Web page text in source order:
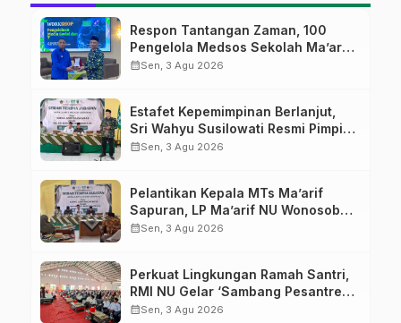
Respon Tantangan Zaman, 100
Pengelola Medsos Sekolah Ma’arif
Pekalongan Ikuti Pelatihan Literasi
calendar_monthSen, 3 Agu 2026
Estafet Kepemimpinan Berlanjut,
Sri Wahyu Susilowati Resmi Pimpin
MTs Ma’arif Sapuran
calendar_monthSen, 3 Agu 2026
Pelantikan Kepala MTs Ma’arif
Sapuran, LP Ma’arif NU Wonosobo
Tekankan Lima Amanah
calendar_monthSen, 3 Agu 2026
Perkuat Lingkungan Ramah Santri,
RMI NU Gelar ‘Sambang Pesantren’
di Pati
calendar_monthSen, 3 Agu 2026